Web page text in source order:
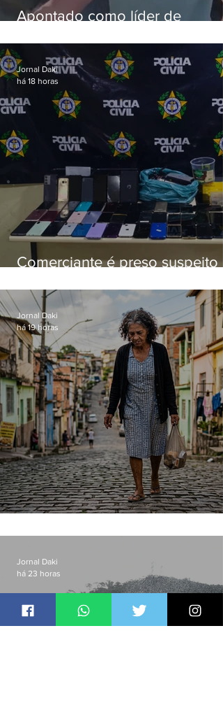
Apontado como líder de
aposentados é preso
Comerciante é preso suspeito
loja
Jornal Daki
há 18 horas
Jornal Daki
há 19 horas
Jornal Daki
há 23 horas